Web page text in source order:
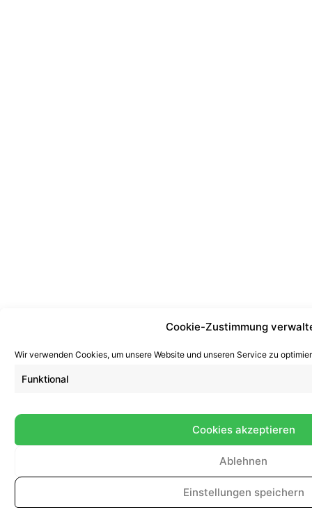
Cookie-Zustimmung
Wir verwenden Cookies, um unsere Website und unseren Service zu
Funktional
Cookies akzeptieren
Ablehnen
Einstellungen speichern